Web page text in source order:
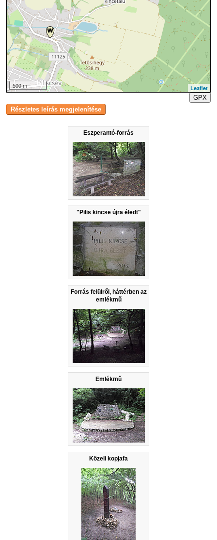
Eszperantó-forrás
"Pilis kincse újra éledt"
Forrás felülről, háttérben az
emlékmű
Emlékmű
Közeli kopjafa
500 m
Leaflet
GPX